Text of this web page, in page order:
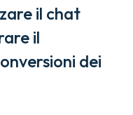
il chat
il
dei